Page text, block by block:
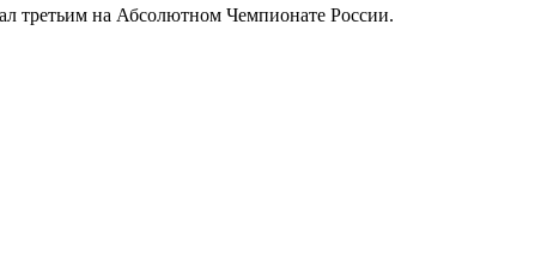
третьим на Абсолютном Чемпионате России.